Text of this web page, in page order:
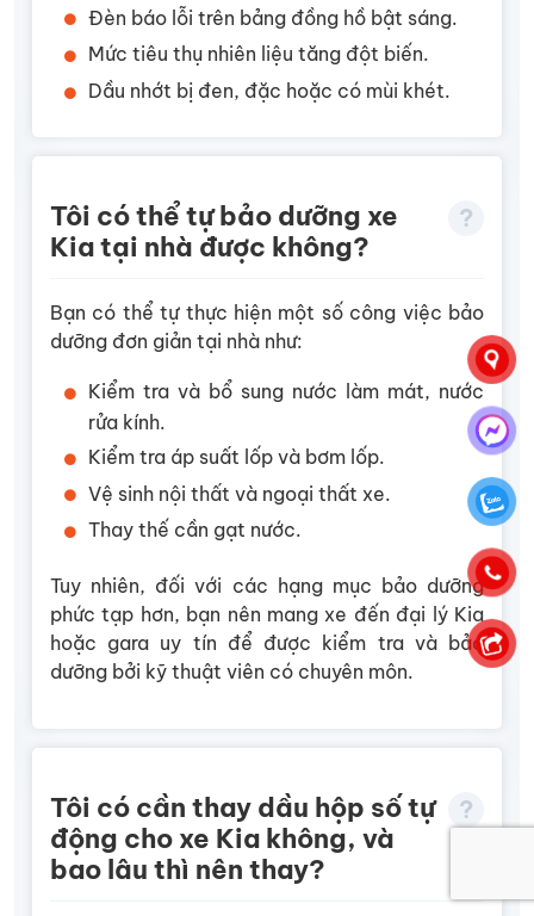
Đèn báo lỗi trên bảng đồng hồ bật sáng.
Mức tiêu thụ nhiên liệu tăng đột biến.
Dầu nhớt bị đen, đặc hoặc có mùi khét.
Tôi có thể tự bảo dưỡng xe
Kia tại nhà được không?
Bạn có thể tự thực hiện một số công việc bảo
dưỡng đơn giản tại nhà như:
Kiểm tra và bổ sung nước làm mát, nước
rửa kính.
Kiểm tra áp suất lốp và bơm lốp.
Vệ sinh nội thất và ngoại thất xe.
Thay thế cần gạt nước.
Tuy nhiên, đối với các hạng mục bảo dưỡng
phức tạp hơn, bạn nên mang xe đến đại lý Kia
hoặc gara uy tín để được kiểm tra và bảo
dưỡng bởi kỹ thuật viên có chuyên môn.
Tôi có cần thay dầu hộp số tự
động cho xe Kia không, và
bao lâu thì nên thay?